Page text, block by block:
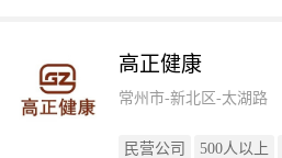
高正健康
常州市-新北区-太湖路
民营公司 500人以上